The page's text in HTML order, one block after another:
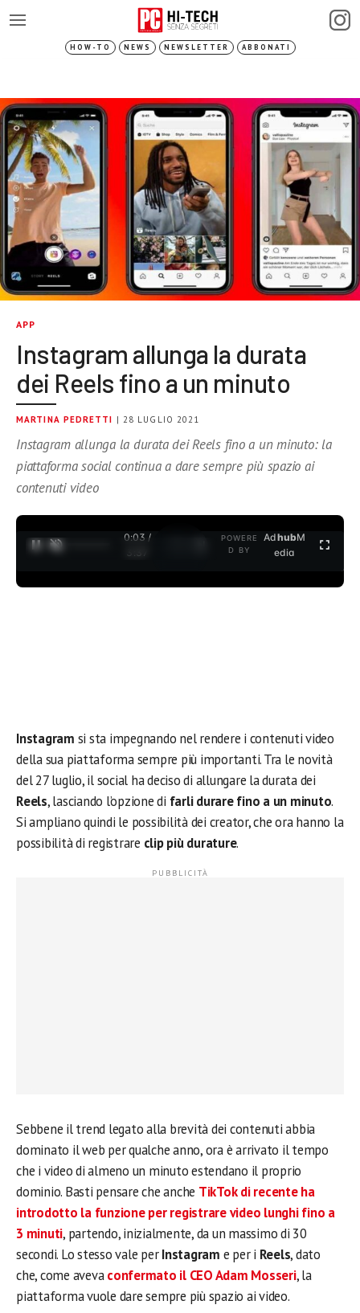
HOW-TO NEWS NEWSLETTER ABBONATI
APP
Instagram allunga la durata
dei Reels fino a un minuto
MARTINA PEDRETTI | 28 LUGLIO 2021
Instagram allunga la durata dei Reels fino a un minuto: la
piattaforma social continua a dare sempre più spazio ai
contenuti video
0:04 /
3:37
POWERE
D BY
AdhubM
edia
Instagram si sta impegnando nel rendere i contenuti video
della sua piattaforma sempre più importanti. Tra le novità
del 27 luglio, il social ha deciso di allungare la durata dei
Reels, lasciando l’opzione di farli durare fino a un minuto.
Si ampliano quindi le possibilità dei creator, che ora hanno la
possibilità di registrare clip più durature.
Sebbene il trend legato alla brevità dei contenuti abbia
dominato il web per qualche anno, ora è arrivato il tempo
che i video di almeno un minuto estendano il proprio
dominio. Basti pensare che anche TikTok di recente ha
introdotto la funzione per registrare video lunghi fino a
3 minuti, partendo, inizialmente, da un massimo di 30
secondi. Lo stesso vale perInstagram e per i Reels, dato
che, come avevaconfermato il CEO Adam Mosseri, la
piattaforma vuole dare sempre più spazio ai video.